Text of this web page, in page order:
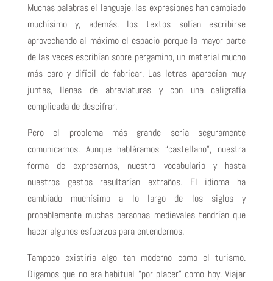
Muchas palabras el lenguaje, las expresiones han cambiado
muchísimo y, además, los textos solían escribirse
aprovechando al máximo el espacio porque la mayor parte
de las veces escribían sobre pergamino, un material mucho
más caro y difícil de fabricar. Las letras aparecían muy
juntas, llenas de abreviaturas y con una caligrafía
complicada de descifrar.
Pero el problema más grande sería seguramente
comunicarnos. Aunque habláramos “castellano”, nuestra
forma de expresarnos, nuestro vocabulario y hasta
nuestros gestos resultarían extraños. El idioma ha
cambiado muchísimo a lo largo de los siglos y
probablemente muchas personas medievales tendrían que
hacer algunos esfuerzos para entendernos.
Tampoco existiría algo tan moderno como el turismo.
Digamos que no era habitual “por placer” como hoy. Viajar